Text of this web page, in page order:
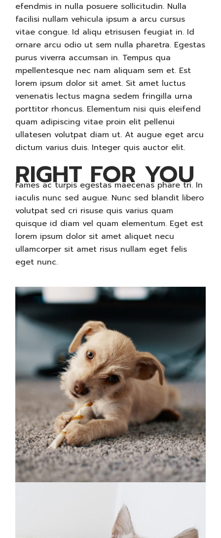
efendmis in nulla posuere sollicitudin. Nulla
facilisi nullam vehicula ipsum a arcu cursus
vitae congue. Id aliqu etrisusen feugiat in. Id
ornare arcu odio ut sem nulla pharetra. Egestas
purus viverra accumsan in. Tempus qua
mpellentesque nec nam aliquam sem et. Est
lorem ipsum dolor sit amet. Sit amet luctus
venenatis lectus magna sedem fringilla urna
porttitor rhoncus. Elementum nisi quis eleifend
quam adipiscing vitae proin elit pellenui
ullatesen volutpat diam ut. At augue eget arcu
dictum varius duis. Integer quis auctor elit.
RIGHT FOR YOU
Fames ac turpis egestas maecenas phare tri. In
iaculis nunc sed augue. Nunc sed blandit libero
volutpat sed cri risuse quis varius quam
quisque id diam vel quam elementum. Eget est
lorem ipsum dolor sit amet aliquet necu
ullamcorper sit amet risus nullam eget felis
eget nunc.